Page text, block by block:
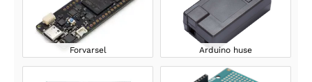
Forvarsel Arduino huse